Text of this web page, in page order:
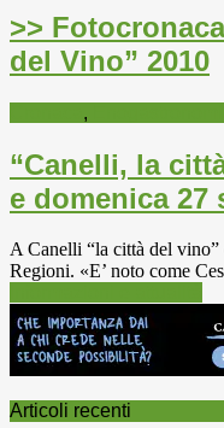
>>
del Vino” 2010
,
“Canelli, la
e domenica 27
A Canelli “la città del vino”
Regioni. «E’ noto come
Articoli recenti